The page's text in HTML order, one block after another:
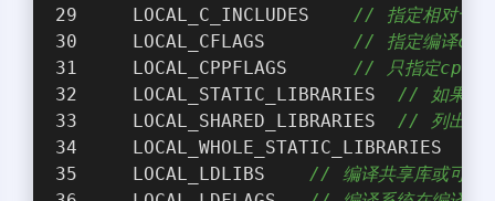
    LOCAL_C_INCLUDES
// 指定相对于
    LOCAL_CFLAGS
// 指定编译c/
    LOCAL_CPPFLAGS
// 只指定cpp传
    LOCAL_STATIC_LIBRARIES
// 如果当前
    LOCAL_SHARED_LIBRARIES
// 列出械模
    LOCAL_WHOLE_STATIC_LIBRARIES
    LOCAL_LDLIBS
// 编译共享库或可执